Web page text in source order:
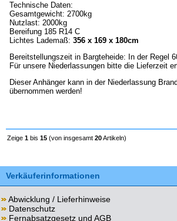
Technische Daten:
Gesamtgewicht: 2700kg
Nutzlast: 2000kg
Bereifung 185 R14 C
Lichtes Lademaß: 356 x 169 x 180cm
Bereitstellungszeit in Bargteheide: In der Regel
Für unsere Niederlassungen bitte die Lieferzeit
Dieser Anhänger kann in der Niederlassung
übernommen werden!
Zeige 1 bis 15 (von insgesamt 20Artikeln)
Verkäuferinformationen
Abwicklung / Lieferhinweise
Datenschutz
Fernabsatzgesetz und AGB